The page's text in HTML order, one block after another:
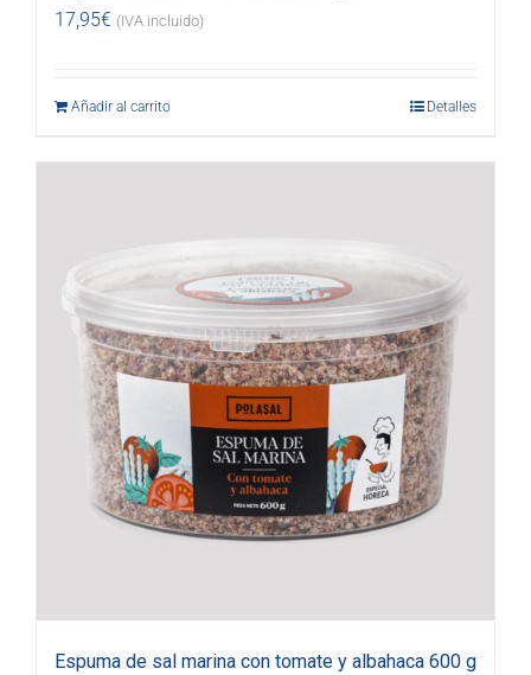
17,95€ (IVA incluido)
Añadir al carrito Detalles
Espuma de sal marina con tomate y albahaca 600 g